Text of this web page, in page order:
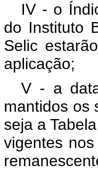
IV - o
do Instituto
Selic
aplicação;
V - a
mantidos os
seja a Tabela
vigentes